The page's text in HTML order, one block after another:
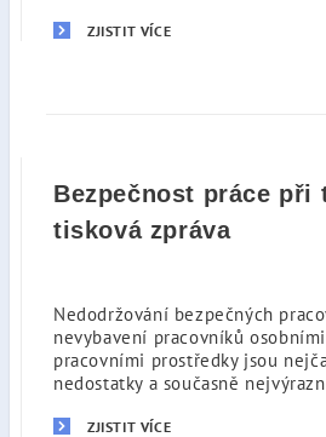
ZJISTIT VÍCE
Bezpečnost práce při
tisková zpráva
Nedodržování bezpečných
nevybavení pracovníků
pracovními prostředky jsou
nedostatky a současně
ZJISTIT VÍCE